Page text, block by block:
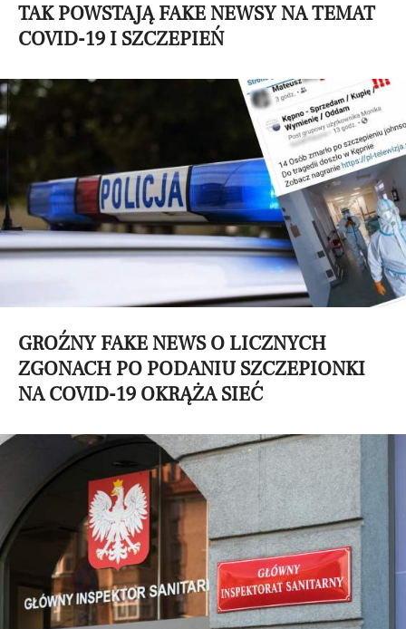
TAK POWSTAJĄ FAKE NEWSY NA TEMAT
COVID-19 I SZCZEPIEŃ
GROŹNY FAKE NEWS O LICZNYCH
ZGONACH PO PODANIU SZCZEPIONKI
NA COVID-19 OKRĄŻA SIEĆ